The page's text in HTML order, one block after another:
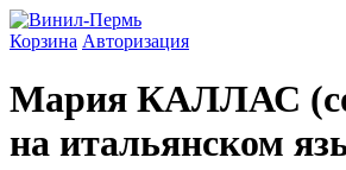
Корзина Авторизация
Мария КАЛЛАС
на итальянском